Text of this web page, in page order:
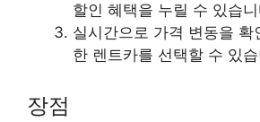
할인 혜택을 누릴 수 있습
실시간으로 가격 변동을 확
한 렌트카를 선택할 수 있
장점